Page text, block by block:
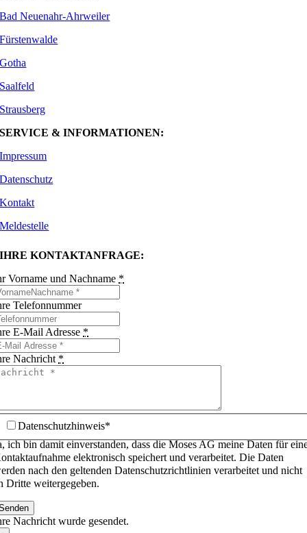
Bad Neuenahr-Ahrweiler
Fürstenwalde
Gotha
Saalfeld
Strausberg
SERVICE & INFORMATIONEN:
Impressum
Datenschutz
Kontakt
Meldestelle
IHRE KONTAKTANFRAGE:
Vorname und Nachname *
Telefonnummer
E-Mail Adresse *
Nachricht *
Datenschutzhinweis*
ich bin damit einverstanden, dass die Moses AG meine Daten für
elektronisch speichert und verarbeitet. Die Daten
nach den geltenden Datenschutzrichtlinien verarbeitet und nicht
Dritte weitergegeben.
Nachricht wurde gesendet.